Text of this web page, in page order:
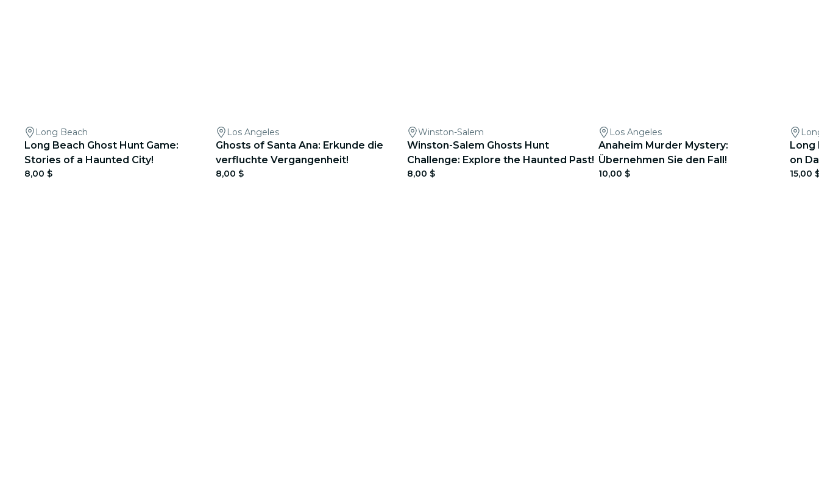
Long Beach
Long Beach Ghost Hunt Game:
Stories of a Haunted City!
8,00 $
Los Angeles
Ghosts of Santa Ana: Erkunde die
verfluchte Vergangenheit!
8,00 $
Winston-Salem
Winston-Salem Ghosts Hunt
Challenge: Explore the Haunted Past!
8,00 $
Los Angeles
Anaheim Murder Mystery:
Übernehmen Sie den Fall!
10,00 $
Long
on
15,00